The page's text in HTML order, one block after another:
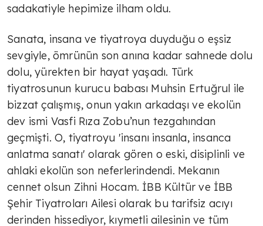
sadakatiyle hepimize ilham oldu.
Sanata, insana ve tiyatroya duyduğu o eşsiz
sevgiyle, ömrünün son anına kadar sahnede dolu
dolu, yürekten bir hayat yaşadı. Türk
tiyatrosunun kurucu babası Muhsin Ertuğrul ile
bizzat çalışmış, onun yakın arkadaşı ve ekolün
dev ismi Vasfi Rıza Zobu’nun tezgahından
geçmişti. O, tiyatroyu 'insanı insanla, insanca
anlatma sanatı' olarak gören o eski, disiplinli ve
ahlaki ekolün son neferlerindendi. Mekanın
cennet olsun Zihni Hocam. İBB Kültür ve İBB
Şehir Tiyatroları Ailesi olarak bu tarifsiz acıyı
derinden hissediyor, kıymetli ailesinin ve tüm